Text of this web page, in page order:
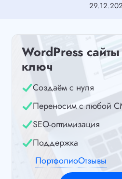
WordPress
ключ
Создаём с нуля
Переносим с любой
SEO-оптимизация
Поддержка
ПортфолиоОтзывы